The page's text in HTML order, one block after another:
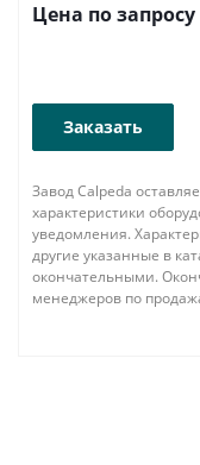
Цена по запросу
Заказать
Завод Calpeda
характеристики
уведомления.
другие указанные в
окончательными.
менеджеров по